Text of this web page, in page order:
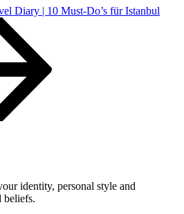
Diary | 10 Must-Do’s für Istanbul
identity, personal style and
beliefs.